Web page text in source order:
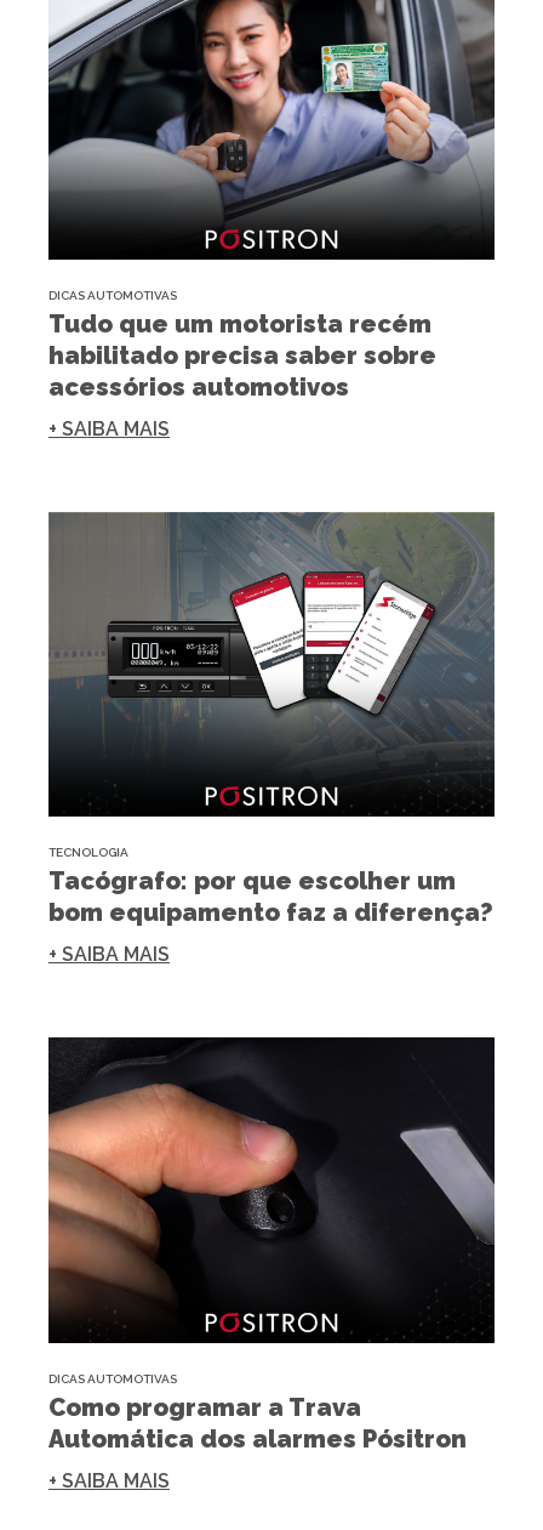
DICAS AUTOMOTIVAS
Tudo que um motorista recém
habilitado precisa saber sobre
acessórios automotivos
+ SAIBA MAIS
TECNOLOGIA
Tacógrafo: por que escolher um
bom equipamento faz a diferença?
+ SAIBA MAIS
DICAS AUTOMOTIVAS
Como programar a Trava
Automática dos alarmes Pósitron
+ SAIBA MAIS